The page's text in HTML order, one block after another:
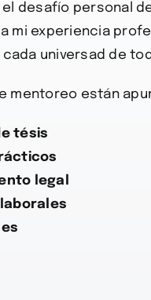
el desafío personal
mi experiencia
universad de
mentoreo están
tésis
legal